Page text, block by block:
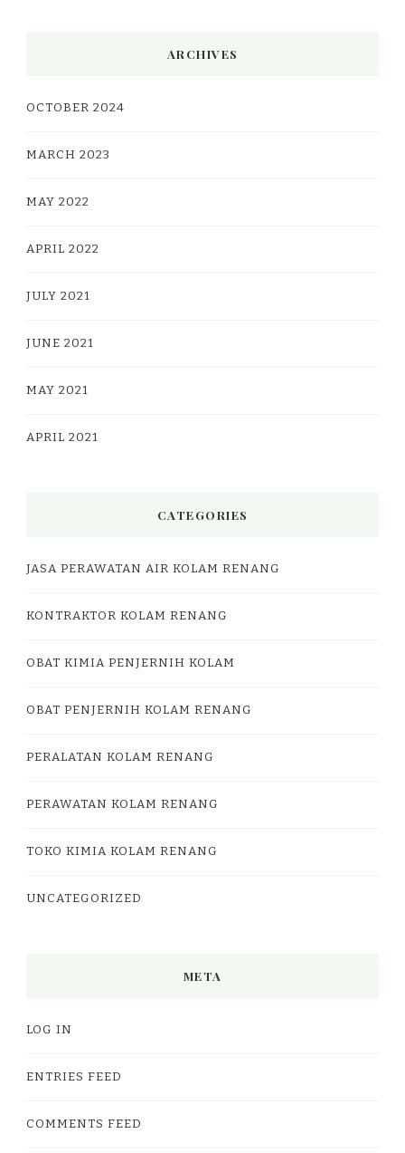
ARCHIVES
OCTOBER 2024
MARCH 2023
MAY 2022
APRIL 2022
JULY 2021
JUNE 2021
MAY 2021
APRIL 2021
CATEGORIES
JASA PERAWATAN AIR KOLAM RENANG
KONTRAKTOR KOLAM RENANG
OBAT KIMIA PENJERNIH KOLAM
OBAT PENJERNIH KOLAM RENANG
PERALATAN KOLAM RENANG
PERAWATAN KOLAM RENANG
TOKO KIMIA KOLAM RENANG
UNCATEGORIZED
META
LOG IN
ENTRIES FEED
COMMENTS FEED